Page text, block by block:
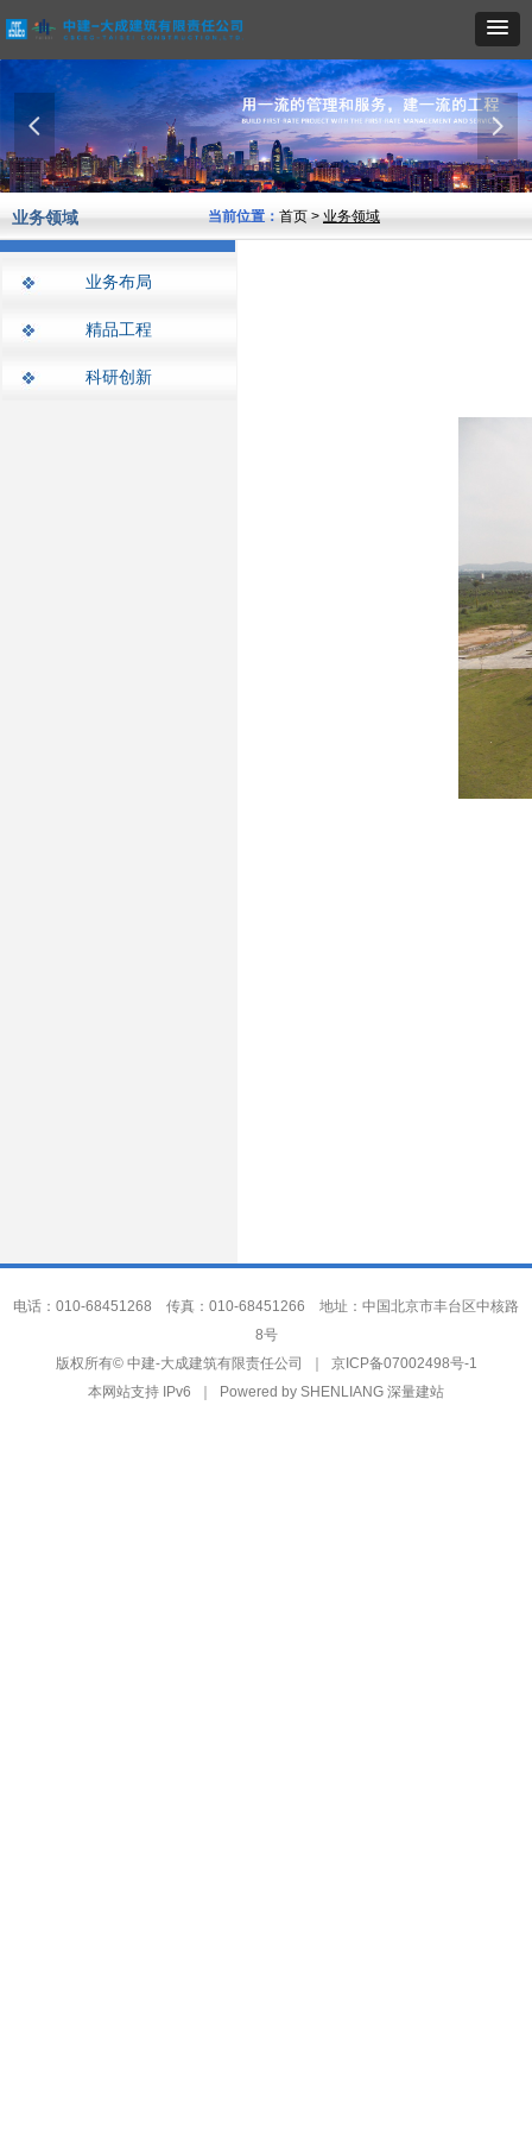
넳 넲
业务领域 当前位置： 首页 > 业务领域
业务布局
精品工程
科研创新
电话：010-68451268 传真：010-68451266 地址：中国北京市丰台区中核路
8号
版权所有© 中建-大成建筑有限责任公司
京ICP备07002498号-1
本网站支持 IPv6 ｜ Powered by SHENLIANG 深量建站